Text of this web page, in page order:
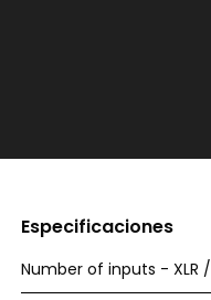
Especificaciones
Number of inputs - XLR /